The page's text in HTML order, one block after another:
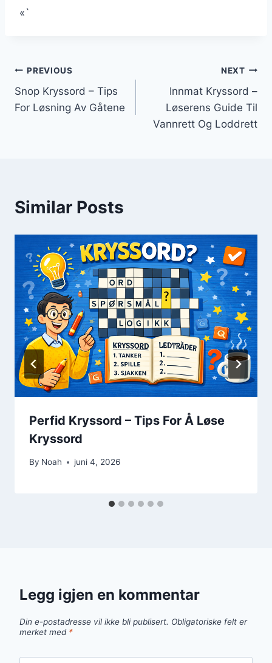
«`
Innleggsnavigasjon
PREVIOUS
Snop Kryssord – Tips
For Løsning Av Gåtene
NEXT
Innmat Kryssord –
Løserens Guide Til
Vannrett Og Loddrett
Similar Posts
Perfid Kryssord – Tips For Å Løse
Kryssord
By Noah juni 4, 2026
Legg igjen en kommentar
Din e-postadresse vil ikke bli publisert. Obligatoriske felt er
merket med *